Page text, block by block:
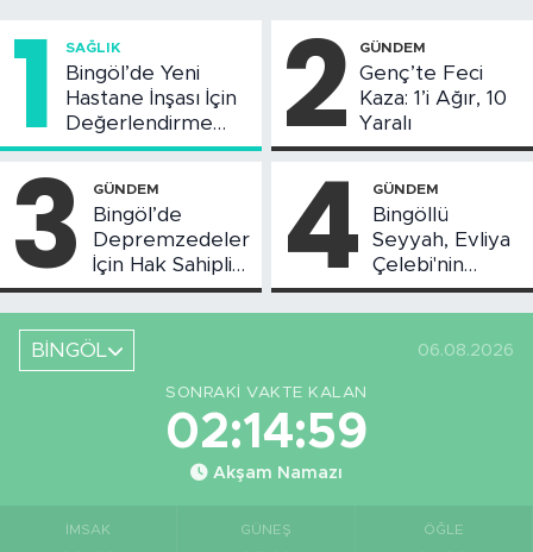
1 SAĞLIK
Bingöl’de Yeni
Hastane İnşası İçin
Değerlendirme
Toplantısı Yapıldı
2 GÜNDEM
Genç’te Feci
Kaza: 1’i Ağır, 10
Yaralı
3 GÜNDEM
Bingöl’de
Depremzedeler
İçin Hak Sahipliği
Askı Süreci
Başladı
4 GÜNDEM
Bingöllü
Seyyah, Evliya
Çelebi'nin
Bahsettiği
Bingöl'deki O
BİNGÖL 06.08.2026
SONRAKI VAKTE KALAN
02:14:58
Akşam Namazı
İMSAK GÜNEŞ ÖĞLE